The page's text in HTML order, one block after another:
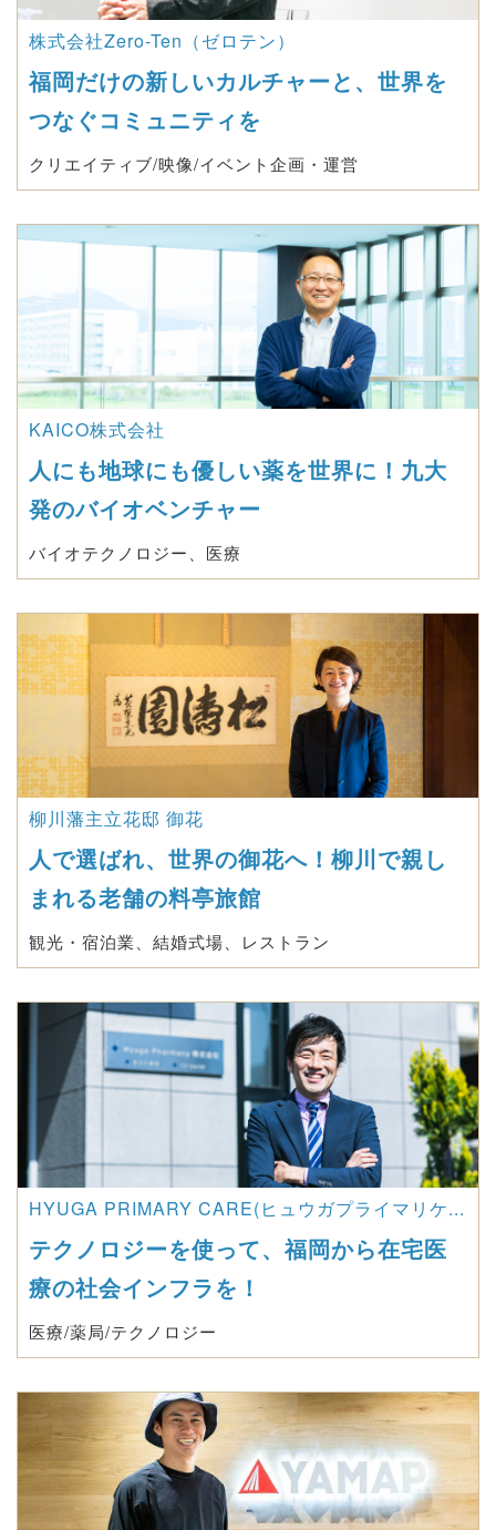
株式会社Zero-Ten（ゼロテン）
福岡だけの新しいカルチャーと、世界を
つなぐコミュニティを
クリエイティブ/映像/イベント企画・運営
KAICO株式会社
人にも地球にも優しい薬を世界に！九大
発のバイオベンチャー
バイオテクノロジー、医療
柳川藩主立花邸 御花
人で選ばれ、世界の御花へ！柳川で親し
まれる老舗の料亭旅館
観光・宿泊業、結婚式場、レストラン
HYUGA PRIMARY CARE(ヒュウガプライマリケ...
テクノロジーを使って、福岡から在宅医
療の社会インフラを！
医療/薬局/テクノロジー